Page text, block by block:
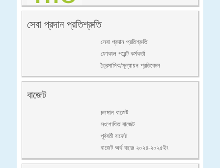
সেবা প্রদান প্রতিশ্রুতি
সেবা প্রদান প্রতিশ্রুতি
ফোকাল পয়েন্ট কর্মকর্তা
ত্রৈমাসিক/মূল্যায়ন প্রতিবেদন
বাজেট
চলমান বাজেট
সংশোধিত বাজেট
পূর্ববর্তী বাজেট
বাজেট অর্থ বছরঃ ২০২৪-২০২৫ইং